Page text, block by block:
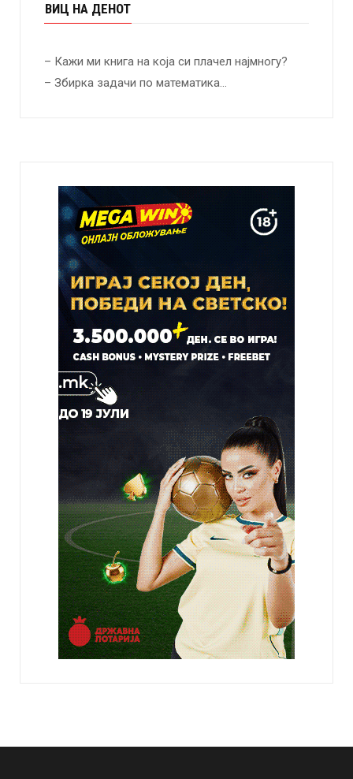
ВИЦ НА ДЕНОТ
– Кажи ми книга на која си плачел најмногу?
– Збирка задачи по математика…